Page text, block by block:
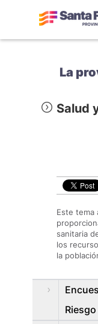
La
Salud
Este tema
sanitaria
los
la